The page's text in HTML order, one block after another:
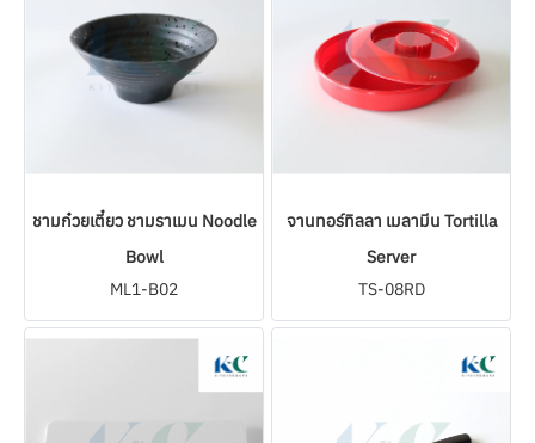
ชามก๋วยเตี๋ยว ชามราเมน Noodle
Bowl
ML1-B02
จานทอร์ทิลลา เมลามีน Tortilla
Server
TS-08RD